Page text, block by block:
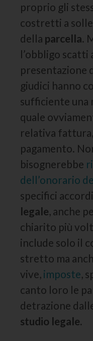
proprio gli
costretti a
della parcella.
l’obbligo scatti
presentazione
giudici hanno
sufficiente una
quale
relativa
pagamento.
bisognerebbe
dell’onorario
specifici
legale, anche
chiarito più
include solo il
stretto ma
vive, imposte,
canto loro le
detrazione
studio legale.